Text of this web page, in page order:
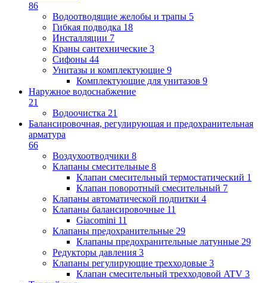
86
Водоотводящие желобы и трапы 5
Гибкая подводка 18
Инсталляции 7
Краны сантехнические 3
Сифоны 44
Унитазы и комплектующие 9
Комплектующие для унитазов 9
Наружное водоснабжение
21
Водоочистка 21
Балансировочная, регулирующая и предохранительная
арматура
66
Воздухоотводчики 8
Клапаны cмесительные 8
Клапан cмесительный термостатический 1
Клапан поворотный cмесительный 7
Клапаны автоматической подпитки 4
Клапаны балансировочные 11
Giacomini 11
Клапаны предохранительные 29
Клапаны предохранительные латунные 29
Редукторы давления 3
Клапаны регулирующие трехходовые 3
Клапан смесительный трехходовой ATV 3